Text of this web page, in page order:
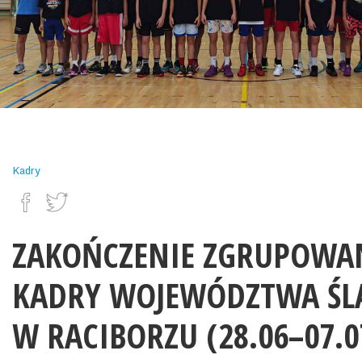
Kadry
ZAKOŃCZENIE
KADRY WOJEWÓDZTWA
W RACIBORZU